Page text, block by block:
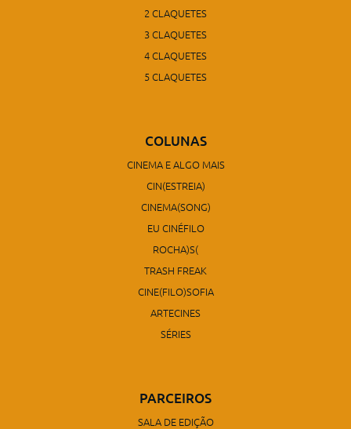
2 CLAQUETES
3 CLAQUETES
4 CLAQUETES
5 CLAQUETES
COLUNAS
CINEMA E ALGO MAIS
CIN(ESTREIA)
CINEMA(SONG)
EU CINÉFILO
ROCHA)S(
TRASH FREAK
CINE(FILO)SOFIA
ARTECINES
SÉRIES
PARCEIROS
SALA DE EDIÇÃO